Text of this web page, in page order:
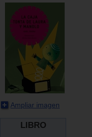
Ampliar imagen
LIBRO